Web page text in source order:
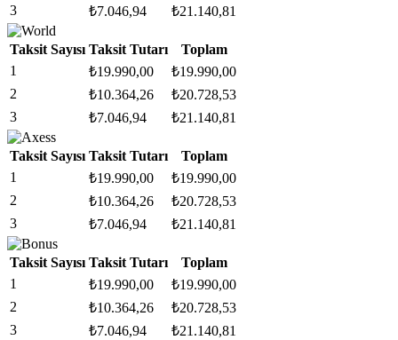
3
₺7.046,94 ₺21.140,81
Taksit Sayısı Taksit Tutarı
Toplam
1
₺19.990,00 ₺19.990,00
2
₺10.364,26 ₺20.728,53
3
₺7.046,94 ₺21.140,81
Taksit Sayısı Taksit Tutarı
Toplam
1
₺19.990,00 ₺19.990,00
2
₺10.364,26 ₺20.728,53
3
₺7.046,94 ₺21.140,81
Taksit Sayısı Taksit Tutarı
Toplam
1
₺19.990,00 ₺19.990,00
2
₺10.364,26 ₺20.728,53
3
₺7.046,94 ₺21.140,81